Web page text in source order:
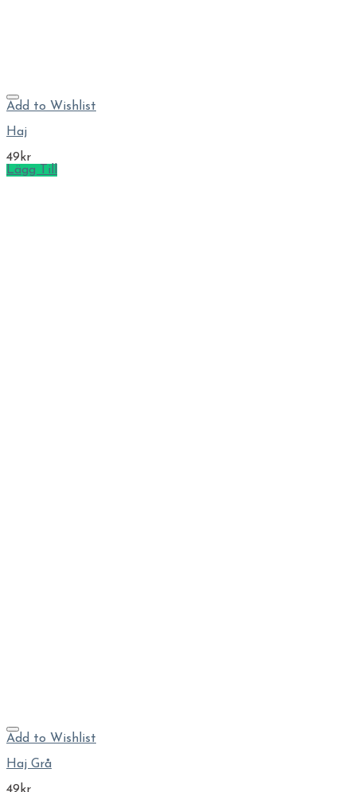
Add to Wishlist
Haj
49 kr
Lägg Till
Add to Wishlist
Haj Grå